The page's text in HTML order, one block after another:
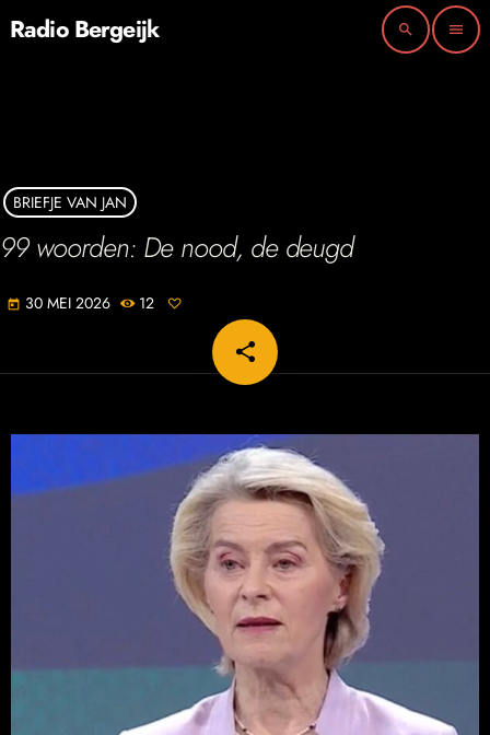
Radio Bergeijk search menu
BRIEFJE VAN JAN
99 woorden: De nood, de deugd
today 30 MEI 2026 12
share
email